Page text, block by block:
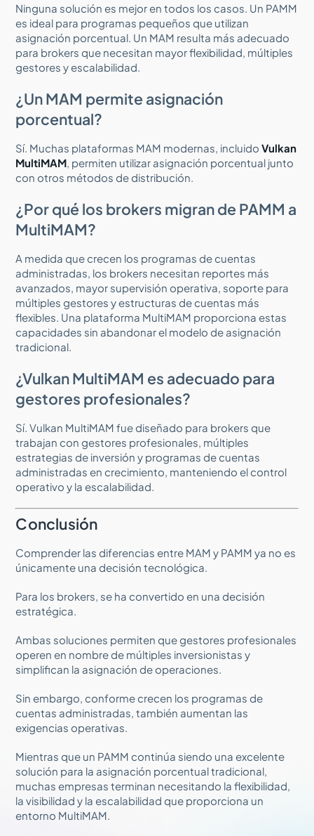
Ninguna solución es mejor en todos los casos. Un PAMM
es ideal para programas pequeños que utilizan
asignación porcentual. Un MAM resulta más adecuado
para brokers que necesitan mayor flexibilidad, múltiples
gestores y escalabilidad.
¿Un MAM permite asignación
porcentual?
Sí. Muchas plataformas MAM modernas, incluidoVulkan
MultiMAM , permiten utilizar asignación porcentual junto
con otros métodos de distribución.
¿Por qué los brokers migran de PAMM a
MultiMAM?
A medida que crecen los programas de cuentas
administradas, los brokers necesitan reportes más
avanzados, mayor supervisión operativa, soporte para
múltiples gestores y estructuras de cuentas más
flexibles. Una plataforma MultiMAM proporciona estas
capacidades sin abandonar el modelo de asignación
tradicional.
¿Vulkan MultiMAM es adecuado para
gestores profesionales?
Sí. Vulkan MultiMAM fue diseñado para brokers que
trabajan con gestores profesionales, múltiples
estrategias de inversión y programas de cuentas
administradas en crecimiento, manteniendo el control
operativo y la escalabilidad.
Conclusión
Comprender las diferencias entre MAM y PAMM ya no es
únicamente una decisión tecnológica.
Para los brokers, se ha convertido en una decisión
estratégica.
Ambas soluciones permiten que gestores profesionales
operen en nombre de múltiples inversionistas y
simplifican la asignación de operaciones.
Sin embargo, conforme crecen los programas de
cuentas administradas, también aumentan las
exigencias operativas.
Mientras que un PAMM continúa siendo una excelente
solución para la asignación porcentual tradicional,
muchas empresas terminan necesitando la flexibilidad,
la visibilidad y la escalabilidad que proporciona un
entorno MultiMAM.